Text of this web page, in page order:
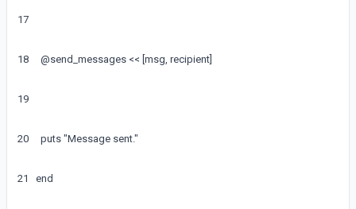
17
18
19
20
21
@send_messages << msg, recipient
puts "Message sent."
end